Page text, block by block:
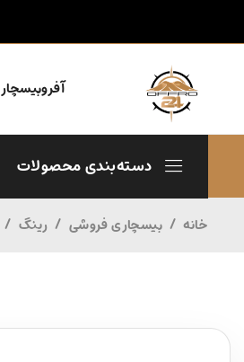
آفروبیسچار
دسته‌بندی محصولات
خانه / بیسچاری فروشی / رینگ /